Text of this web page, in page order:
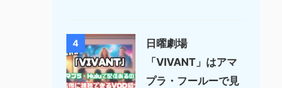
4
日曜劇場
「VIVANT」はアマ
プラ・フールーで見